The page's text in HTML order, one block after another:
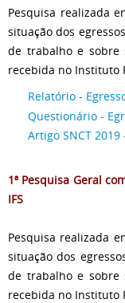
Pesquisa realizada
situação dos
de trabalho e sobre
recebida no Instituto
Relatório -
Questionário -
Artigo SNCT
1ª Pesquisa Geral
IFS
Pesquisa realizada
situação dos
de trabalho e sobre
recebida no Instituto